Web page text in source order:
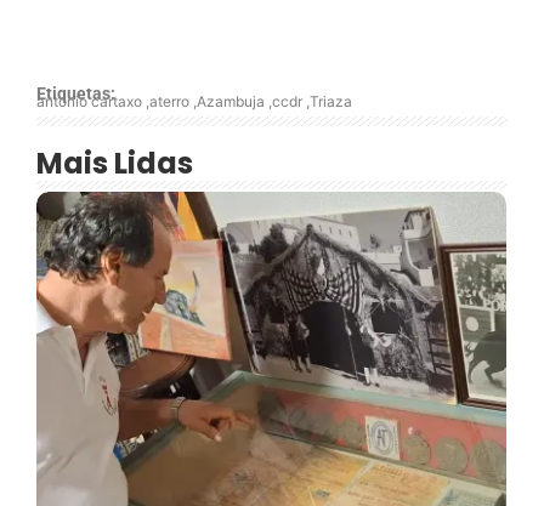
Etiquetas:
antonio cartaxo aterro Azambuja ccdr Triaza
Mais Lidas